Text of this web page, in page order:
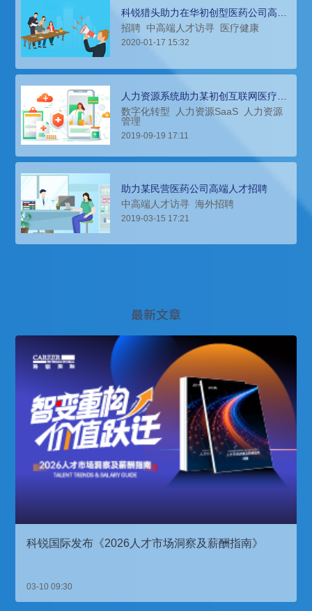
科锐猎头助力在华初创型医药公司高管
团队搭建
招聘 中高端人才访寻 医疗健康
2020-01-17 15:32
人力资源系统助力某初创互联网医疗公
司组织架构整改
数字化转型 人力资源SaaS
人力资源
管理
2019-09-19 17:11
助力某民营医药公司高端人才招聘
中高端人才访寻 海外招聘
2019-03-15 17:21
最新文章
科锐国际发布《2026人才市场洞察及薪酬指南》
03-10 09:30